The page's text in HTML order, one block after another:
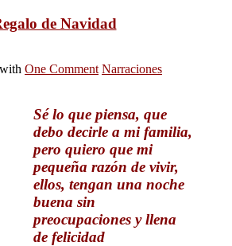
de Navidad
with One Comment Narraciones
Sé lo que piensa, que
debo decirle a mi familia,
pero quiero que mi
pequeña razón de vivir,
ellos, tengan una noche
buena sin
preocupaciones y llena
de felicidad